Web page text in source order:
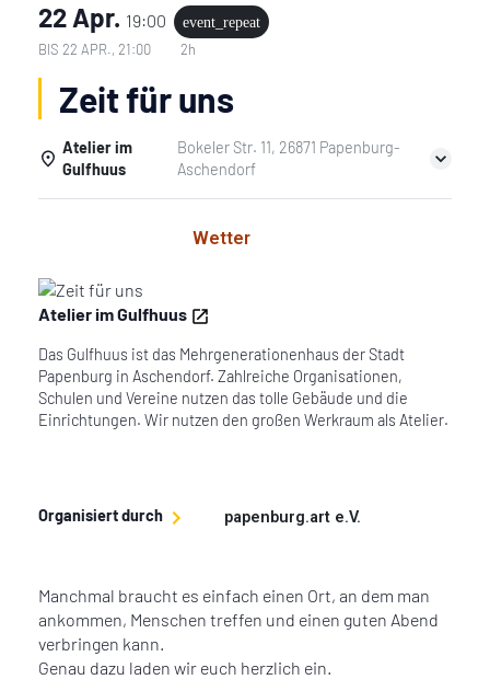
22 Apr. 19:00
event_repeat
BIS 22 APR., 21:00 2h
Zeit für uns
Atelier im
Gulfhuus
Bokeler Str. 11, 26871 Papenburg-
Aschendorf
Wetter
Atelier im Gulfhuus
Das Gulfhuus ist das Mehrgenerationenhaus der Stadt
Papenburg in Aschendorf. Zahlreiche Organisationen,
Schulen und Vereine nutzen das tolle Gebäude und die
Einrichtungen. Wir nutzen den großen Werkraum als Atelier.
Organisiert durch papenburg.art e.V.
Manchmal braucht es einfach einen Ort, an dem man
ankommen, Menschen treffen und einen guten Abend
verbringen kann.
Genau dazu laden wir euch herzlich ein.